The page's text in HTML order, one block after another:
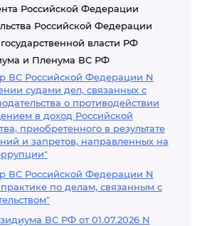
Российской Федерации
Российской Федерации
власти РФ
и Пленума ВС РФ
ВС Российской Федерации N
судами дел, связанных с
о противодействии
в доход Российской
приобретенного в результате
и запретов, направленных на
ВС Российской Федерации N
по делам, связанным с
ВС РФ от 01.07.2026 N